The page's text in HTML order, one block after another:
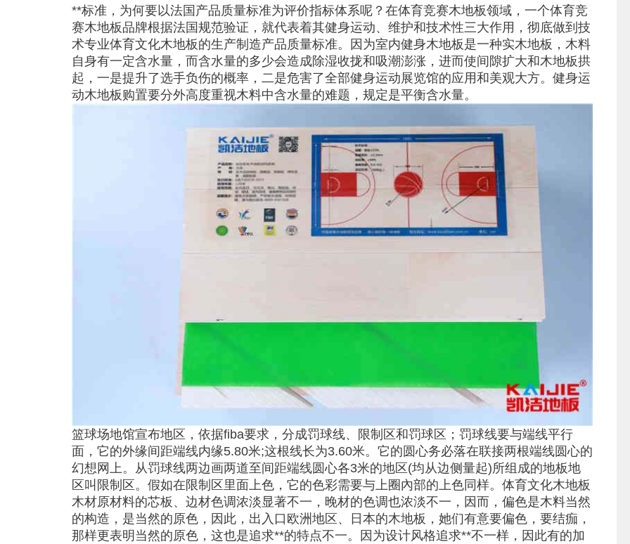
**标准，为何要以法国产品质量标准为评价指标体系呢？在体育竞赛木地板领域，一个体育竞
赛木地板品牌根据法国规范验证，就代表着其健身运动、维护和技术性三大作用，彻底做到技
术专业体育文化木地板的生产制造产品质量标准。因为室内健身木地板是一种实木地板，木料
自身有一定含水量，而含水量的多少会造成除湿收拢和吸潮澎涨，进而使间隙扩大和木地板拱
起，一是提升了选手负伤的概率，二是危害了全部健身运动展览馆的应用和美观大方。健身运
动木地板购置要分外高度重视木料中含水量的难题，规定是平衡含水量。
篮球场地馆宣布地区，依据fiba要求，分成罚球线、限制区和罚球区；罚球线要与端线平行
面，它的外缘间距端线内缘5.80米;这根线长为3.60米。它的圆心务必落在联接两根端线圆心的
幻想网上。从罚球线两边画两道至间距端线圆心各3米的地区(均从边侧量起)所组成的地板地
区叫限制区。假如在限制区里面上色，它的色彩需要与上圈內部的上色同样。体育文化木地板
木材原材料的芯板、边材色调浓淡显著不一，晚材的色调也浓淡不一，因而，偏色是木料当然
的构造，是当然的原色，因此，出入口欧洲地区、日本的木地板，她们有意要偏色，要结痂，
那样更表明当然的原色，这也是追求**的特点不一。因为设计风格追求**不一样，因此有的加